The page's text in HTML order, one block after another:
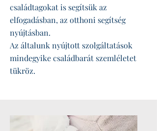
családtagokat is segítsük az
elfogadásban, az otthoni segítség
nyújtásban.
Az általunk nyújtott szolgáltatások
mindegyike családbarát szemléletet
tükröz.